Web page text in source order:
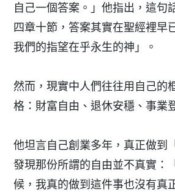
自己一個答案。」他指出，這句
四章十節，答案其實在聖經裡
我們的指望在乎永生的神」。
然而，現實中人們往往用自己的
格：財富自由、退休安穩、事業
他坦言自己創業多年，真正做到
發現那份所謂的自由並不真實：
候，我真的做到這件事也沒有真